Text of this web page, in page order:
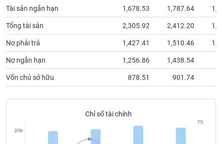
Tài sản ngắn hạn 1,678.53 1,787.64
Tổng tài sản 2,305.92 2,412.20
Nợ phải trả 1,427.41 1,510.46
Nợ ngắn hạn 1,256.86 1,438.54
Vốn chủ sở hữu 878.51 901.74
Chỉ số tài chính
20k
75
Dịch
vụ
(-)
Đào
tạo
Sách